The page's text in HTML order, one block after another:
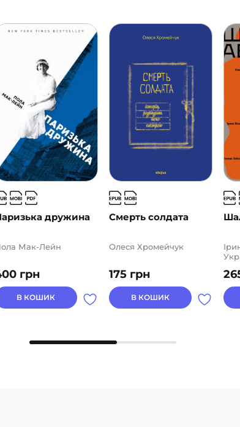
дружина
грн
Мак-Лейн
В КОШИК
Смерть солдата
175 грн
Олеся Хромейчук
В КОШИК